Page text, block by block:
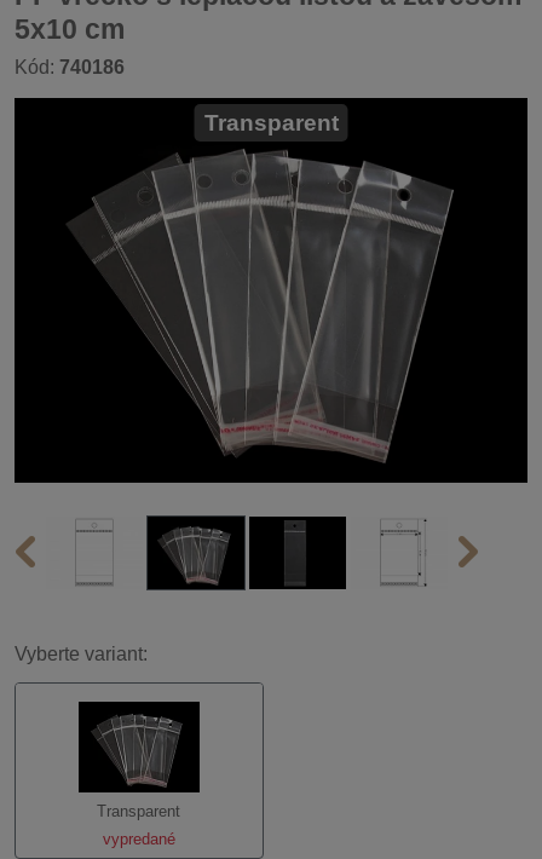
5x10 cm
Kód: 740186
Transparent
Vyberte variant:
Transparent
vypredané